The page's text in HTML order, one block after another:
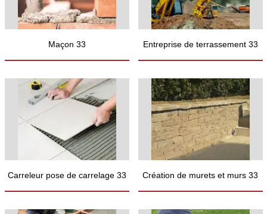
Maçon 33 Entreprise de terrassement 33
Carreleur pose de carrelage 33 Création de murets et murs 33